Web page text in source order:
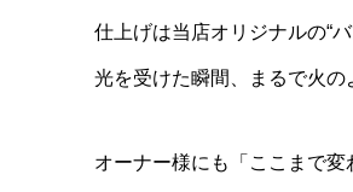
仕上げは当店オリジナルの“
光を受けた瞬間、まるで火の
オーナー様にも「ここまで